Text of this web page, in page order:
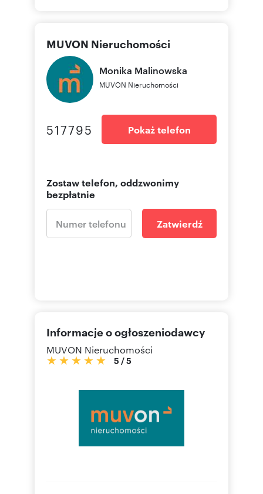
MUVON Nieruchomości
Monika Malinowska
MUVON Nieruchomości
517795 Pokaż telefon
Zostaw telefon, oddzwonimy
bezpłatnie
Zatwierdź
Informacje o ogłoszeniodawcy
MUVON Nieruchomości
5 /5